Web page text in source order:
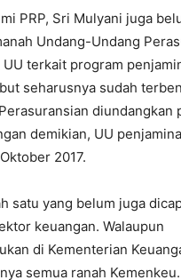
PRP, Sri Mulyani juga
Undang-Undang
terkait program
seharusnya sudah
diundangkan
demikian, UU
2017.
satu yang belum juga
keuangan. Walaupun
di Kementerian
semua ranah